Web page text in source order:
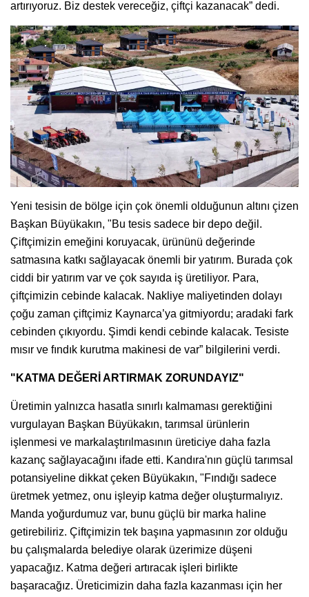
artırıyoruz. Biz destek vereceğiz, çiftçi kazanacak” dedi.
Yeni tesisin de bölge için çok önemli olduğunun altını çizen
Başkan Büyükakın, "Bu tesis sadece bir depo değil.
Çiftçimizin emeğini koruyacak, ürününü değerinde
satmasına katkı sağlayacak önemli bir yatırım. Burada çok
ciddi bir yatırım var ve çok sayıda iş üretiliyor. Para,
çiftçimizin cebinde kalacak. Nakliye maliyetinden dolayı
çoğu zaman çiftçimiz Kaynarca’ya gitmiyordu; aradaki fark
cebinden çıkıyordu. Şimdi kendi cebinde kalacak. Tesiste
mısır ve fındık kurutma makinesi de var” bilgilerini verdi.
"KATMA DEĞERİ ARTIRMAK ZORUNDAYIZ"
Üretimin yalnızca hasatla sınırlı kalmaması gerektiğini
vurgulayan Başkan Büyükakın, tarımsal ürünlerin
işlenmesi ve markalaştırılmasının üreticiye daha fazla
kazanç sağlayacağını ifade etti. Kandıra'nın güçlü tarımsal
potansiyeline dikkat çeken Büyükakın, "Fındığı sadece
üretmek yetmez, onu işleyip katma değer oluşturmalıyız.
Manda yoğurdumuz var, bunu güçlü bir marka haline
getirebiliriz. Çiftçimizin tek başına yapmasının zor olduğu
bu çalışmalarda belediye olarak üzerimize düşeni
yapacağız. Katma değeri artıracak işleri birlikte
başaracağız. Üreticimizin daha fazla kazanması için her